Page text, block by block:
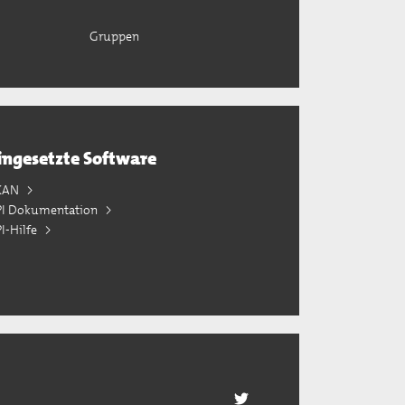
Gruppen
Software
Dokumentation
Hilfe